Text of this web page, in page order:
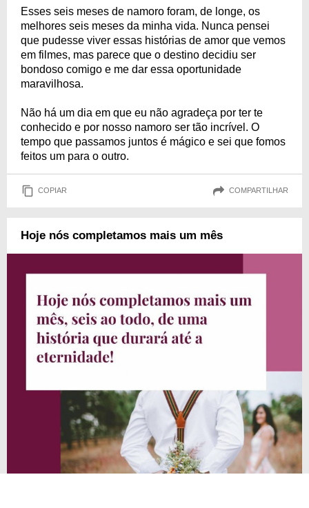
Esses seis meses de namoro foram, de longe, os
melhores seis meses da minha vida. Nunca pensei
que pudesse viver essas histórias de amor que vemos
em filmes, mas parece que o destino decidiu ser
bondoso comigo e me dar essa oportunidade
maravilhosa.
Não há um dia em que eu não agradeça por ter te
conhecido e por nosso namoro ser tão incrível. O
tempo que passamos juntos é mágico e sei que fomos
feitos um para o outro.
COPIAR COMPARTILHAR
Hoje nós completamos mais um mês